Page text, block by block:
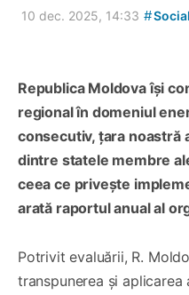
10 dec. 2025, 14:33 #Social
Republica Moldova își
regional în domeniul
consecutiv, țara noastră
dintre statele membre
ceea ce privește
arată raportul anual al
Potrivit evaluării, R.
transpunerea și